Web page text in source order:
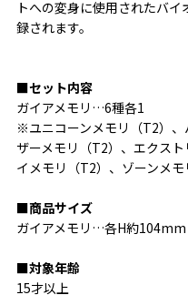
トへの変身に使用されたバ
録されます。
■セット内容
ガイアメモリ…6種各1
※ユニコーンメモリ（T2）
ザーメモリ（T2）、エクス
イメモリ（T2）、ゾーンメモ
■商品サイズ
ガイアメモリ…各H約
■対象年齢
15才以上